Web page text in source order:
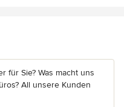
für Sie? Was macht uns
All unsere Kunden